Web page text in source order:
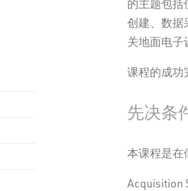
的主题包括
创建、数据
关地面电子
课程的成功
先决条
本课程是在
Acquisition